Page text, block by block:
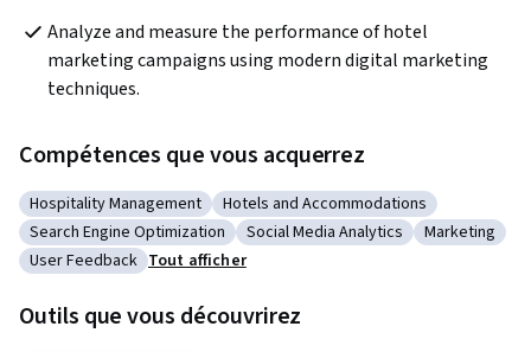
Analyze and measure the performance of hotel
marketing campaigns using modern digital marketing
techniques.
Compétences que vous acquerrez
Catégorie : Hospitality Management
Hospitality Management Catégorie : Hotels and
Hotels and Accommodations
Catégorie : Search Engine Optimization
Search Engine Optimization Catégorie : Social Media Analytics
Social Media Analytics Catégorie :
Marketing
Catégorie : User Feedback
User Feedback Tout afficher
Outils que vous découvrirez